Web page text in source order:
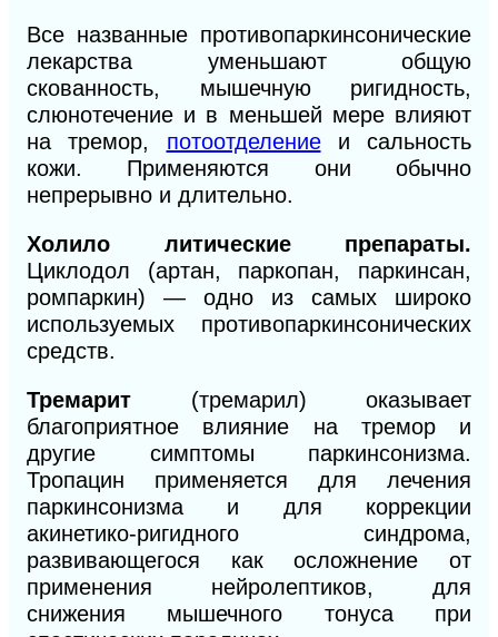
Все названные противопаркинсонические
лекарства уменьшают общую
скованность, мышечную ригидность,
слюнотечение и в меньшей мере влияют
на тремор, потоотделениеи
сальность
кожи. Применяются они обычно
непрерывно и длительно.
Холило литические препараты.
Циклодол (артан, паркопан, паркинсан,
ромпаркин) — одно из самых широко
используемых противопаркинсонических
средств.
Тремарит (тремарил) оказывает
благоприятное влияние на тремор и
другие симптомы паркинсонизма.
Тропацин применяется для лечения
паркинсонизма и для коррекции
акинетико-ригидного синдрома,
развивающегося как осложнение от
применения нейролептиков, для
снижения мышечного тонуса при